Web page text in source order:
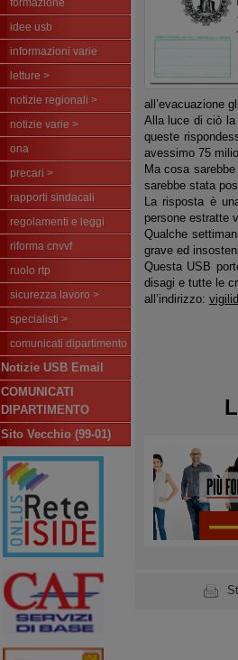
formazione
idee usb
informazioni varie
letture >
notizie regionali >
notizie varie >
ona
precari >
rapporti sindacali
regolamenti e leggi
riforma cnvvf
ruolo rtp
sicurezza lavoro >
specialisti >
comunicati dipartimento
Notizie USB Email
COMUNICATI
DIPARTIMENTO
Sito Vecchio (99-01)
all’evacuazione
Alla luce di ciò
queste
avessimo 75
Ma cosa
sarebbe stata
La risposta è
persone estratte
Qualche
grave ed
Questa USB
disagi e tutte le
all’indirizzo: